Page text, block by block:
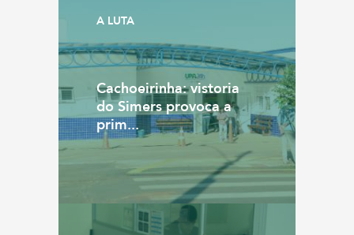
A LUTA
Cachoeirinha: vistoria
do Simers provoca a
prim...